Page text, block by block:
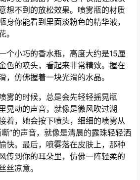
想不到的放松效果。喷雾瓶的材质
身你能看到里面淡粉色的精华液，
。
个小巧的香水瓶，高度大约是15厘
色的喷头，看起来非常精致。握在
，仿佛握着一块光滑的水晶。
雾的时候，总是会先轻轻摇晃瓶
晃动的声音，就像是微风吹过湖
着，她会按下喷头，细细的喷雾从
”的声音，就像是清晨的露珠轻轻洒
快。最后，喷雾落在皮肤上，那种
传到你的耳朵里，仿佛一阵轻柔的
丝凉意。